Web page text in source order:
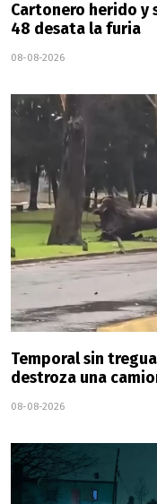
Cartonero herido y
48 desata la furia
08-08-2026
Temporal sin
destroza una
08-08-2026